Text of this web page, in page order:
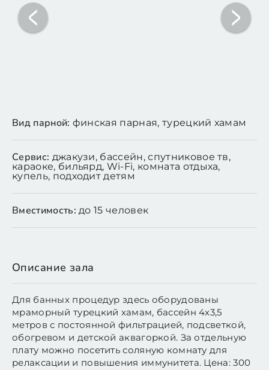
Вид парной: финская парная, турецкий хамам
Сервис: джакузи, бассейн, спутниковое тв,
караоке, бильярд, Wi-Fi, комната отдыха,
купель, подходит детям
Вместимость: до 15 человек
Описание зала
Для банных процедур здесь оборудованы
мраморный турецкий хамам, бассейн 4х3,5
метров с постоянной фильтрацией, подсветкой,
обогревом и детской аквагоркой. За отдельную
плату можно посетить соляную комнату для
релаксации и повышения иммунитета. Цена: 300